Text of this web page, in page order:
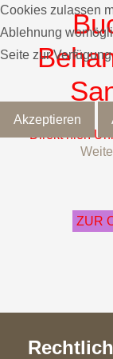
Direkt hier!
ZUR
Cookies zulassen
Ablehnung
Seite zur
Akzeptieren